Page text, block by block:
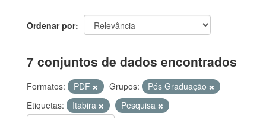
Ordenar por
7 conjuntos de dados encontrados
Formatos: PDF Grupos:
Pós Graduação
Etiquetas:
Itabira
Pesquisa